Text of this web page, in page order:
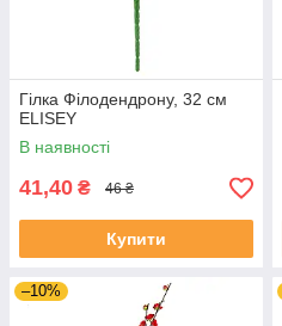
Гілка Філодендрону, 32 см
ELISEY
В наявності
41,40 ₴ 46 ₴
Купити
–10%